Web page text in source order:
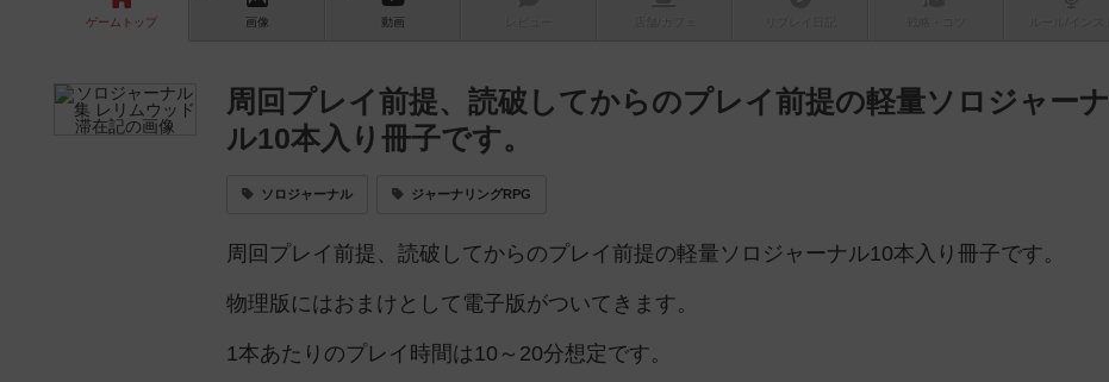
ゲーム トップ 画像 動画
周回プレイ前提、読破してからのプレイ前提の軽量ソロジャーナ
ル10本入り冊子です。
ソロジャーナル ジャーナリングRPG
周回プレイ前提、読破してからのプレイ前提の軽量ソロジャーナル10本入り冊子です。
物理版にはおまけとして電子版がついてきます。
1本あたりのプレイ時間は10～20分想定です。